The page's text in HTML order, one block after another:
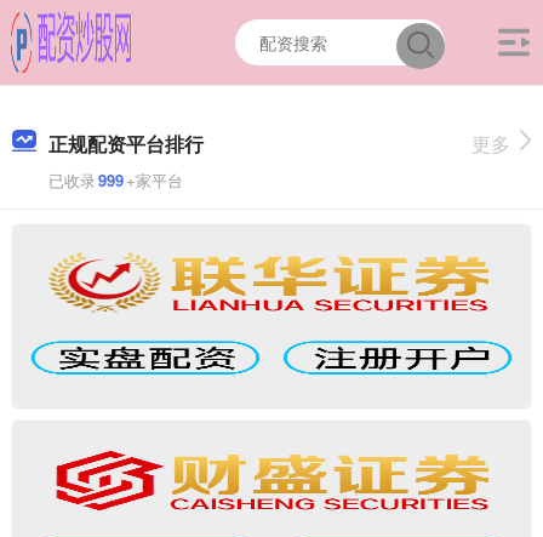
正规配资平台排行
已收录999+家平台
更多